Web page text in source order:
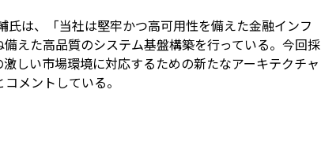
は、「当社は堅牢かつ高可用性を備えた金融インフ
えた高品質のシステム基盤構築を行っている。今回採
しい市場環境に対応するための新たなアーキテクチャ
メントしている。